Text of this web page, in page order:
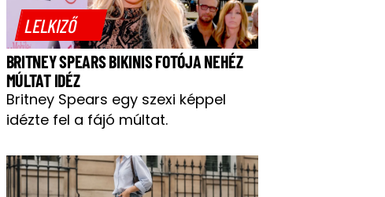
LELKIZŐ
BRITNEY SPEARS BIKINIS FOTÓJA NEHÉZ
MÚLTAT IDÉZ
Britney Spears egy szexi képpel
idézte fel a fájó múltat.